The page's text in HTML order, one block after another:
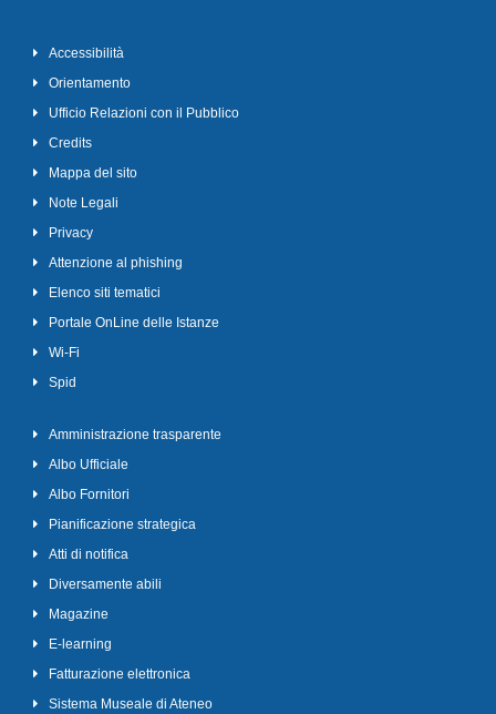
Accessibilità
Orientamento
Ufficio Relazioni con il Pubblico
Credits
Mappa del sito
Note Legali
Privacy
Attenzione al phishing
Elenco siti tematici
Portale OnLine delle Istanze
Wi-Fi
Spid
Amministrazione trasparente
Albo Ufficiale
Albo Fornitori
Pianificazione strategica
Atti di notifica
Diversamente abili
Magazine
E-learning
Fatturazione elettronica
Sistema Museale di Ateneo